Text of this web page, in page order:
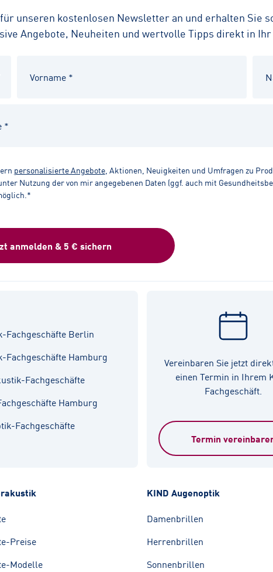
unseren kostenlosen Newsletter an und erhalten Sie
Angebote, Neuheiten und wertvolle Tipps direkt in
personalisierte Angebote, Aktionen, Neuigkeiten und Umfragen zu
Nutzung der von mir angegebenen Daten (ggf. auch mit
anmelden & 5 € sichern
Fachgeschäfte Berlin
Fachgeschäfte Hamburg
Fachgeschäfte
Hamburg
Fachgeschäfte
Vereinbaren Sie jetzt
einen Termin in Ihrem
Fachgeschäft.
Termin
Preise
Modelle
KIND Augenoptik
Damenbrillen
Herrenbrillen
Sonnenbrillen